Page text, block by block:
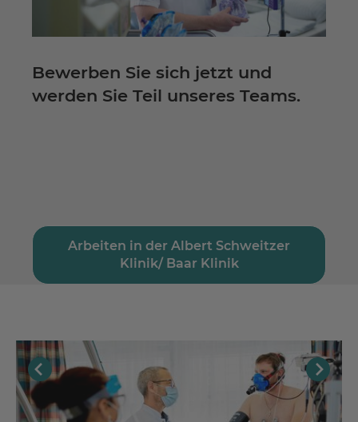
Bewerben Sie sich jetzt und
werden Sie Teil unseres Teams.
Arbeiten in der Albert Schweitzer
Klinik/ Baar Klinik